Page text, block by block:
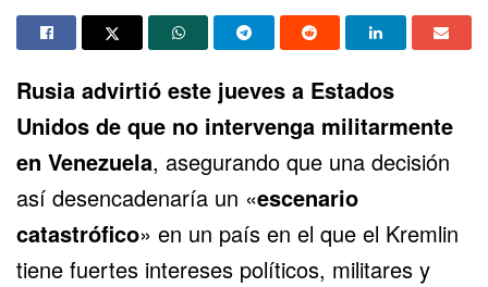
Rusia advirtió este jueves a Estados
Unidos de que no intervenga militarmente
en Venezuela, asegurando que una decisión
así desencadenaría un «escenario
catastrófico» en un país en el que el Kremlin
tiene fuertes intereses políticos, militares y